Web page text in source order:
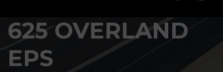
625 OVERLAND
EPS